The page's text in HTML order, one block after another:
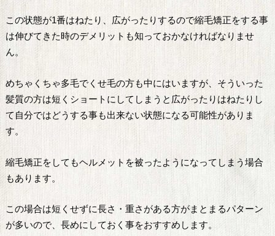
この状態が1番はねたり、広がったりするので縮毛矯正をする事
は伸びてきた時のデメリットも知っておかなければなりませ
ん。
めちゃくちゃ多毛でくせ毛の方も中にはいますが、そういった
髪質の方は短くショートにしてしまうと広がったりはねたりし
て自分ではどうする事も出来ない状態になる可能性がありま
す。
縮毛矯正をしてもヘルメットを被ったようになってしまう場合
もあります。
この場合は短くせずに長さ・重さがある方がまとまるパターン
が多いので、長めにしておく事をおすすめします。